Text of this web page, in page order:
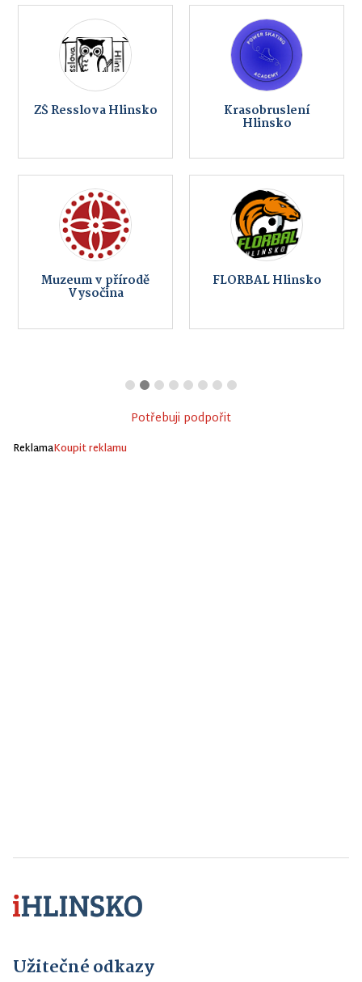
ZŠ Resslova Hlinsko Krasobruslení
Hlinsko
Muzeum v přírodě
Vysočina
FLORBAL Hlinsko
Potřebuji podpořit
ReklamaKoupit reklamu
Užitečné odkazy